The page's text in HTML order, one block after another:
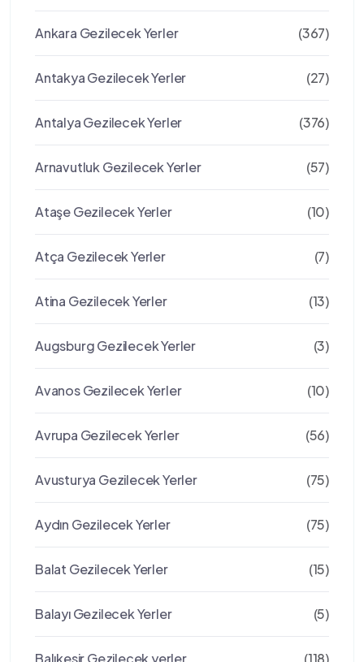
Ankara Gezilecek Yerler (367)
Antakya Gezilecek Yerler (27)
Antalya Gezilecek Yerler (376)
Arnavutluk Gezilecek Yerler (57)
Ataşe Gezilecek Yerler (10)
Atça Gezilecek Yerler (7)
Atina Gezilecek Yerler (13)
Augsburg Gezilecek Yerler (3)
Avanos Gezilecek Yerler (10)
Avrupa Gezilecek Yerler (56)
Avusturya Gezilecek Yerler (75)
Aydın Gezilecek Yerler (75)
Balat Gezilecek Yerler (15)
Balayı Gezilecek Yerler (5)
Balıkesir Gezilecek yerler (118)